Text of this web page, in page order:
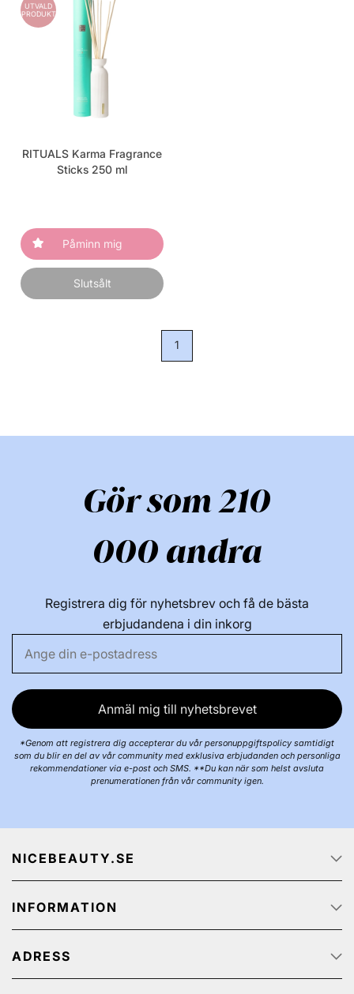
UTVALD
PRODUKT
RITUALS Karma Fragrance
Sticks 250 ml
Påminn mig
Slutsålt
1
Gör som 210
000 andra
Registrera dig för nyhetsbrev och få de bästa
erbjudandena i din inkorg
Anmäl mig till nyhetsbrevet
*Genom att registrera dig accepterar du vår personuppgiftspolicy samtidigt
som du blir en del av vår community med exklusiva erbjudanden och personliga
rekommendationer via e-post och SMS. **Du kan när som helst avsluta
prenumerationen från vår community igen.
NICEBEAUTY.SE
Om oss
Job
Spåra ditt paket
INFORMATION
Integritetspolicy
Köp & Leveransvillkor
ADRESS